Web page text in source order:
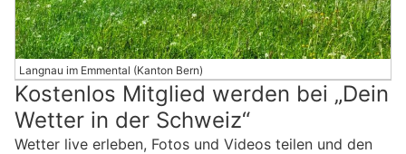
Langnau im Emmental (Kanton Bern)
Kostenlos Mitglied werden bei „Dein
Wetter in der Schweiz“
Wetter live erleben, Fotos und Videos teilen und den